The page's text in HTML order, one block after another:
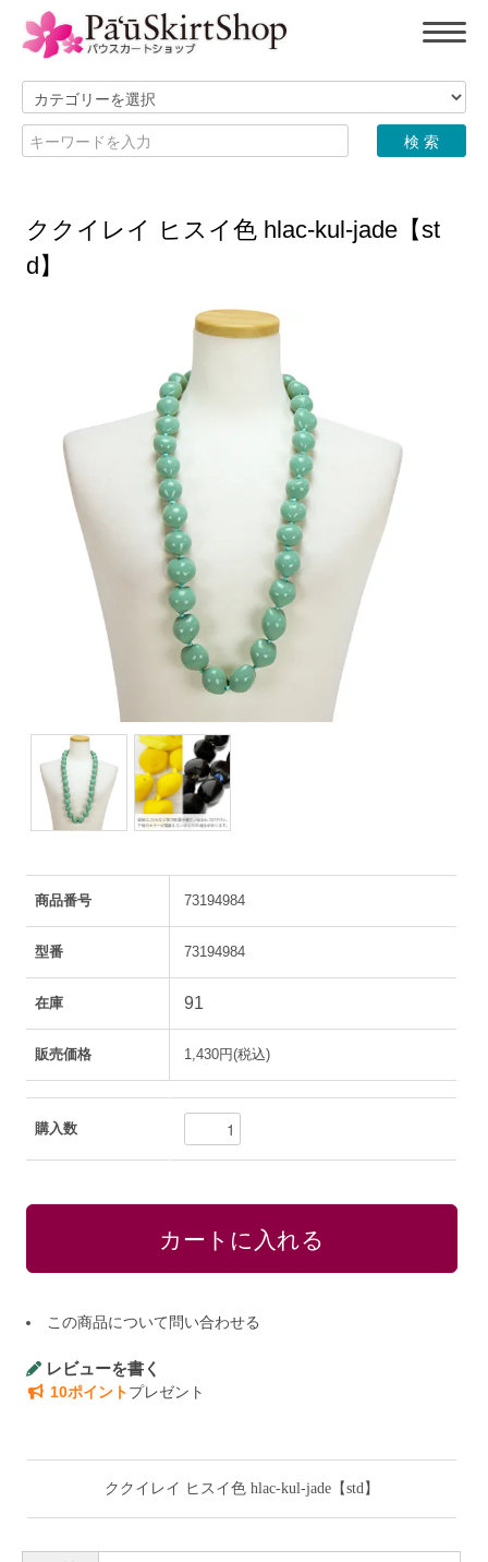
ククイレイ ヒスイ色 hlac-kul-jade【st
d】
商品番号 73194984
型番 73194984
在庫 91
販売価格 1,430円(税込)
購入数
この商品について問い合わせる
レビューを書く
10ポイントプレゼント
ククイレイ ヒスイ色 hlac-kul-jade【std】